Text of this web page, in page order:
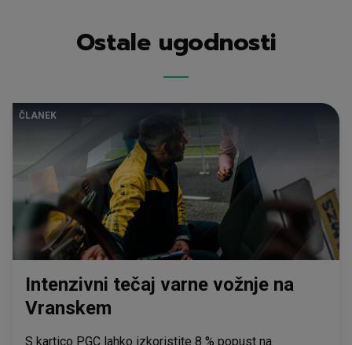
Ostale ugodnosti
ČLANEK
Intenzivni tečaj varne vožnje na
Vranskem
S kartico PGC lahko izkoristite 8 % popust na